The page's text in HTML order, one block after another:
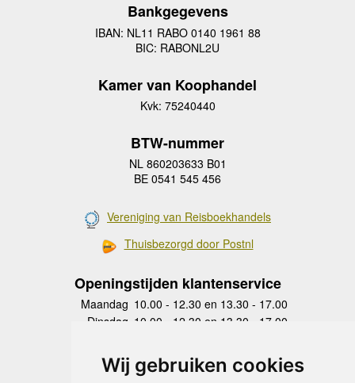
Wij gebruiken cookies
Bankgegevens
IBAN: NL11 RABO 0140 1961 88
BIC: RABONL2U
Kamer van Koophandel
Kvk: 75240440
BTW-nummer
NL 860203633 B01
BE 0541 545 456
Vereniging van Reisboekhandels
Thuisbezorgd door Postnl
Openingstijden klantenservice
Maandag 10.00 - 12.30 en 13.30 - 17.00
Dinsdag 10.00 - 12.30 en 13.30 - 17.00
Donderdag
10.00 - 12.30 en 13.30 - 17.00
Vrijdag 10.00 - 12.30 en 13.30 - 17.00